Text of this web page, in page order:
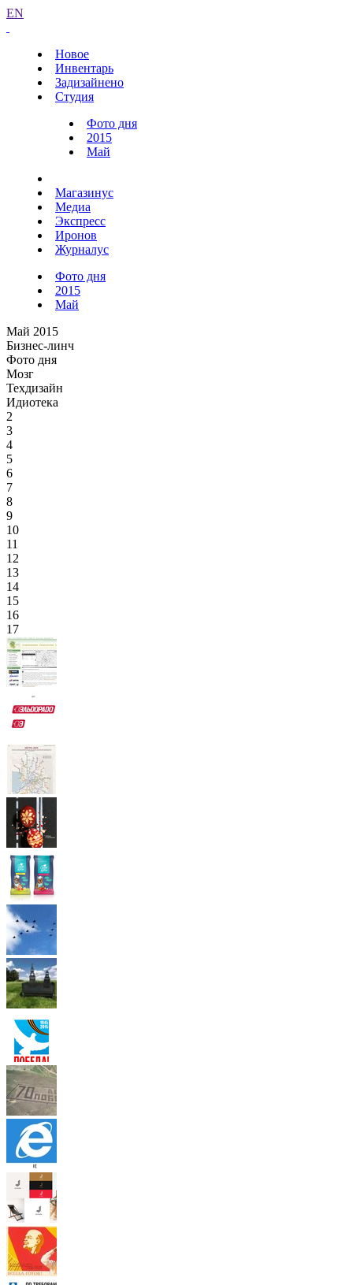
EN
Новое
Инвентарь
Задизайнено
Студия
Фото дня
2015
Май
Магазинус
Медиа
Экспресс
Иронов
Журналус
Фото дня
2015
Май
Май 2015
Бизнес-линч
Фото дня
Мозг
Техдизайн
Идиотека
2
3
4
5
6
7
8
9
10
11
12
13
14
15
16
17